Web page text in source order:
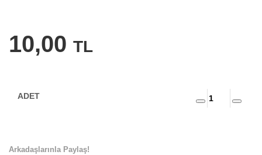
10,00 TL
Arkadaşlarınla Paylaş!